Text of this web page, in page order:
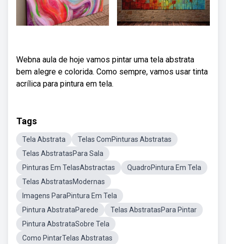
Webna aula de hoje vamos pintar uma tela abstrata
bem alegre e colorida. Como sempre, vamos usar tinta
acrílica para pintura em tela.
Tags
Tela Abstrata
Telas ComPinturas Abstratas
Telas AbstratasPara Sala
Pinturas Em TelasAbstractas
QuadroPintura Em Tela
Telas AbstratasModernas
Imagens ParaPintura Em Tela
Pintura AbstrataParede
Telas AbstratasPara Pintar
Pintura AbstrataSobre Tela
Como PintarTelas Abstratas